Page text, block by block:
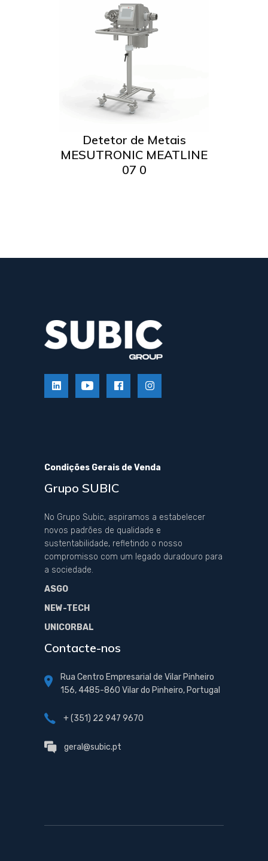
Ler mais
Detetor de Metais
MESUTRONIC MEATLINE
07 0
Condições Gerais de Venda
Grupo SUBIC
No Grupo Subic, aspiramos a estabelecer
novos padrões de qualidade e
sustentabilidade, refletindo o nosso
compromisso com um legado duradouro para
a sociedade.
ASGO
NEW-TECH
UNICORBAL
Contacte-nos
Rua Centro Empresarial de Vilar Pinheiro
156, 4485-860 Vilar do Pinheiro, Portugal
+ (351) 22 947 9670
geral@subic.pt